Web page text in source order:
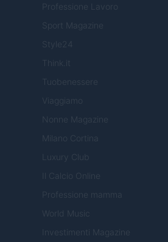
Professione Lavoro
Sport Magazine
Style24
Think.it
Tuobenessere
Viaggiamo
Nonne Magazine
Milano Cortina
Luxury Club
Il Calcio Online
Professione mamma
World Music
Investimenti Magazine